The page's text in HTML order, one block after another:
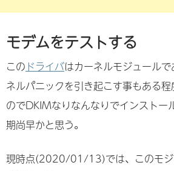
モデムをテストする
この ドライバはカーネルモジュール
ネルパニックを引き起こす事もある
のでDKIMなりなんなりでインストー
期尚早かと思う。
現時点(2020/01/13)では、このモジ